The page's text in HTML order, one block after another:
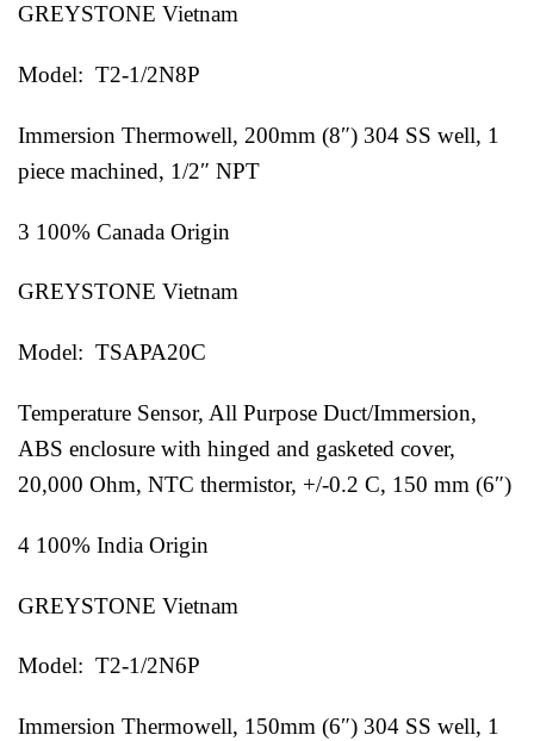
GREYSTONE Vietnam
Model: T2-1/2N8P
Immersion Thermowell, 200mm (8″) 304 SS well, 1
piece machined, 1/2″ NPT
3 100% Canada Origin
GREYSTONE Vietnam
Model: TSAPA20C
Temperature Sensor, All Purpose Duct/Immersion,
ABS enclosure with hinged and gasketed cover,
20,000 Ohm, NTC thermistor, +/-0.2 C, 150 mm (6″)
4 100% India Origin
GREYSTONE Vietnam
Model: T2-1/2N6P
Immersion Thermowell, 150mm (6″) 304 SS well, 1